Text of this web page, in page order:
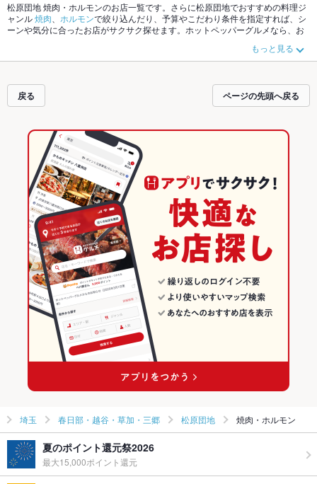
松原団地 焼肉・ホルモンのお店一覧です。さらに松原団地でおすすめの料理ジ
ャンル焼肉 ホルモンで絞り込んだり、予算やこだわり条件を指定すれば、シ
ーンや気分に合ったお店がサクサク探せます。ホットペッパーグルメなら、お
料理など、お店の最新情報をご紹介しているので安心！24時間使える簡単便利
なネット予約が使えるお店も拡大中です。友達どうしの飲み会にも、会社の宴
ください。
もっと見る
戻る ページの先頭へ戻る
埼玉 春日部・越谷・草加・三郷 松原団地 焼肉・ホルモン
夏のポイント還元祭2026
最大15,000ポイント還元